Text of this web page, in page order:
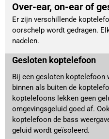
Over-ear, on-ear of
Er zijn verschillende
oorschelp wordt gedragen.
nadelen.
Gesloten koptelefoon
Bij een gesloten koptelefoon
binnen als buiten de
koptelefoons lekken geen
omgevingsgeluid goed af.
koptelefoon de bass
geluid wordt geïsoleerd.